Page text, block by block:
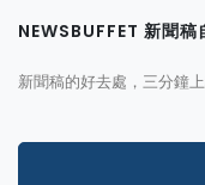
NEWSBUFFET 新聞稿
新聞稿的好去處，三分鐘